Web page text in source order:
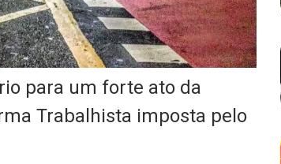
para um forte ato da
Trabalhista imposta pelo